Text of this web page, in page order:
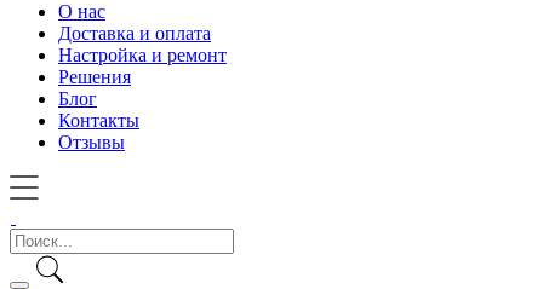
О нас
Доставка и оплата
Настройка и ремонт
Решения
Блог
Контакты
Отзывы